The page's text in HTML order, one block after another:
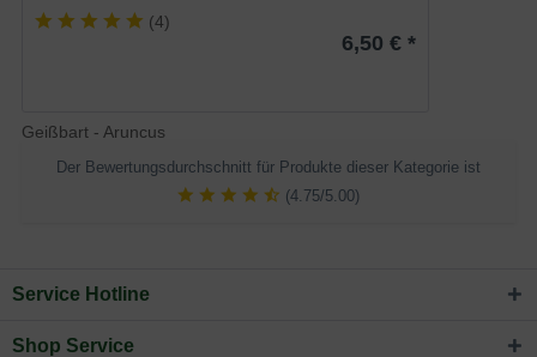
(4)
6,50 € *
Geißbart - Aruncus
Der Bewertungsdurchschnitt für Produkte dieser Kategorie ist
(4.75/5.00)
Service Hotline
Shop Service